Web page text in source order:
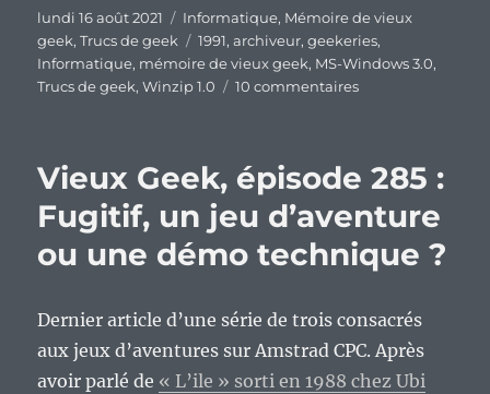
Publié
le
lundi 16 août 2021 Catégories
Informatique, Mémoire de vieux
geek,Trucs de geek Étiquettes
1991,archiveur,geekeries,
Informatique, mémoire de vieux geek, MS-Windows 3.0,
Trucs de geek,Winzip 1.0 10 commentairessur
293
Winzip
1.0,
le
d’une
longue
lignée…
Vieux Geek, épisode 285 :
Fugitif, un jeu d’aventure
ou une démo technique ?
Dernier article d’une série de trois consacrés
aux jeux d’aventures sur Amstrad CPC. Après
avoir parlé de « L’ile » sorti en 1988 chez Ubi